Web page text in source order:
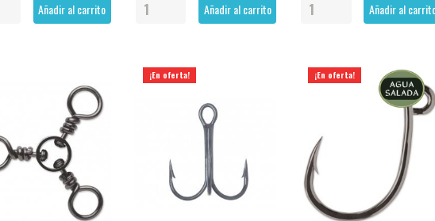
Añadir al carrito Añadir al carrito Añadir al
¡En oferta! ¡En oferta!